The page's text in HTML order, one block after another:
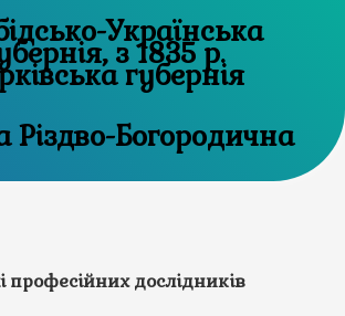
Українська
з 1835 р.
губернія
Різдво-Богородична
професійних дослідників